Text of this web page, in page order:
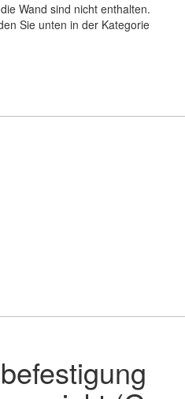
Wand sind nicht enthalten.
Sie unten in der Kategorie